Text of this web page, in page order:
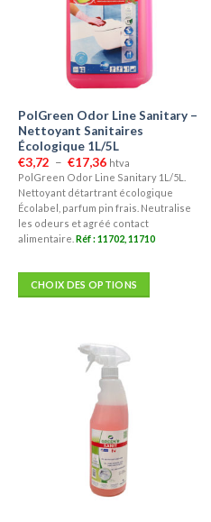
PolGreen Odor Line Sanitary –
Nettoyant Sanitaires
Écologique 1L/5L
€3,72 – €17,36Plage
de
prix :
€3,72
à
€17,36
htva
PolGreen Odor Line Sanitary 1L/5L.
Nettoyant détartrant écologique
Écolabel, parfum pin frais. Neutralise
les odeurs et agréé contact
alimentaire. Réf : 11702, 11710
CHOIX DES OPTIONS